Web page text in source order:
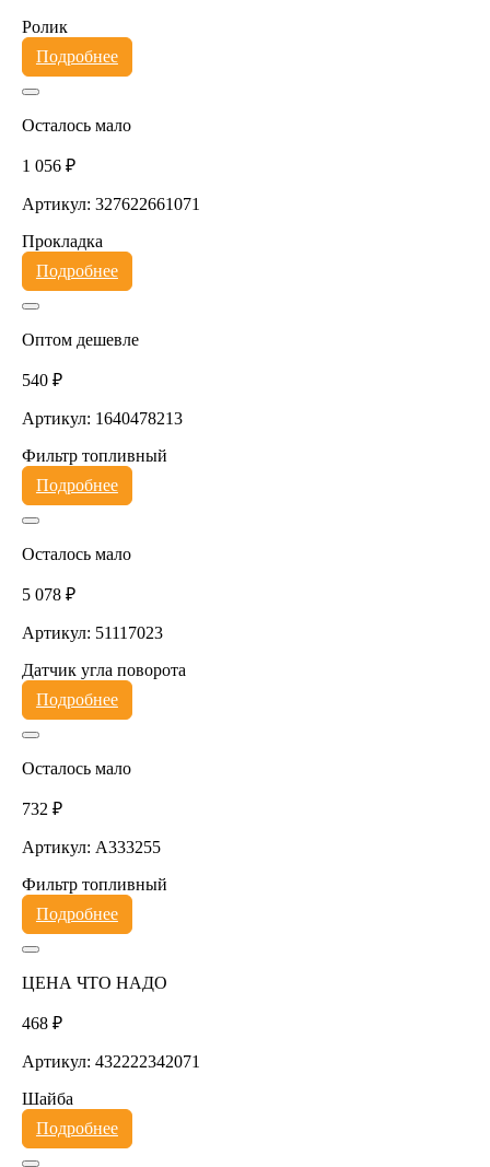
Ролик
Подробнее
Осталось мало
1 056 ₽
Артикул: 327622661071
Прокладка
Подробнее
Оптом дешевле
540 ₽
Артикул: 1640478213
Фильтр топливный
Подробнее
Осталось мало
5 078 ₽
Артикул: 51117023
Датчик угла поворота
Подробнее
Осталось мало
732 ₽
Артикул: A333255
Фильтр топливный
Подробнее
ЦЕНА ЧТО НАДО
468 ₽
Артикул: 432222342071
Шайба
Подробнее